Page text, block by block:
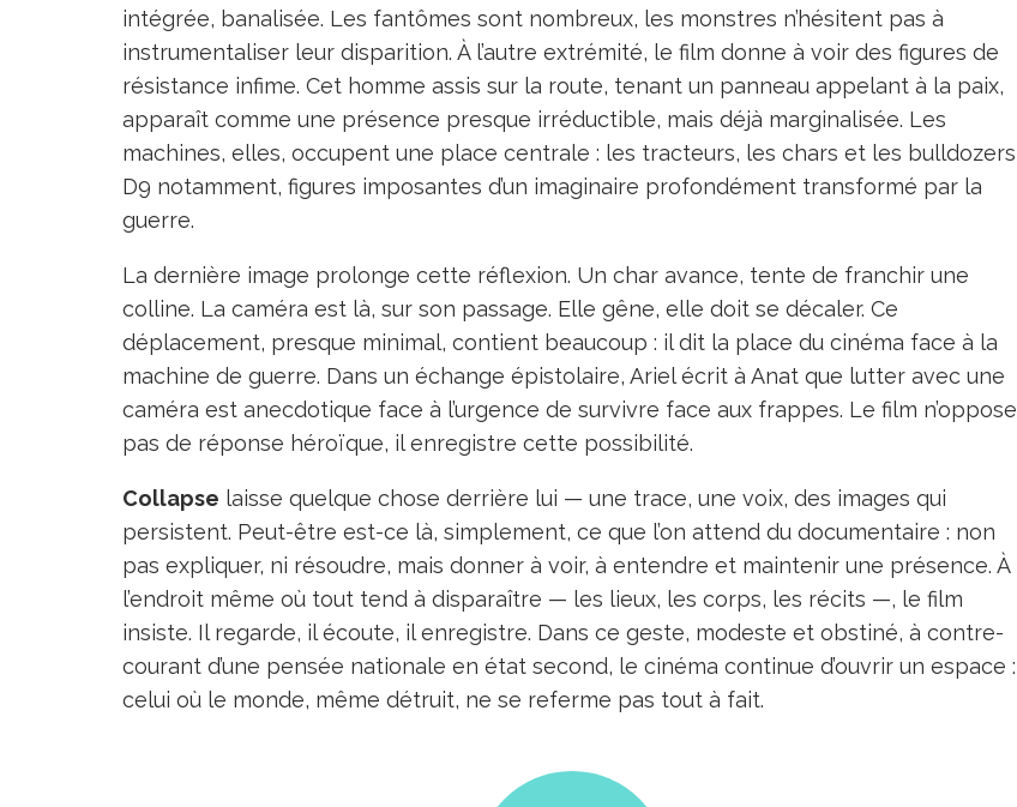
intégrée, banalisée. Les fantômes sont nombreux, les monstres n’hésitent pas à
instrumentaliser leur disparition. À l’autre extrémité, le film donne à voir des figures de
résistance infime. Cet homme assis sur la route, tenant un panneau appelant à la paix,
apparaît comme une présence presque irréductible, mais déjà marginalisée. Les
machines, elles, occupent une place centrale : les tracteurs, les chars et les bulldozers
D9 notamment, figures imposantes d’un imaginaire profondément transformé par la
guerre.
La dernière image prolonge cette réflexion. Un char avance, tente de franchir une
colline. La caméra est là, sur son passage. Elle gêne, elle doit se décaler. Ce
déplacement, presque minimal, contient beaucoup : il dit la place du cinéma face à la
machine de guerre. Dans un échange épistolaire, Ariel écrit à Anat que lutter avec une
caméra est anecdotique face à l’urgence de survivre face aux frappes. Le film n’oppose
pas de réponse héroïque, il enregistre cette possibilité.
Collapse laisse quelque chose derrière lui — une trace, une voix, des images qui
persistent. Peut-être est-ce là, simplement, ce que l’on attend du documentaire : non
pas expliquer, ni résoudre, mais donner à voir, à entendre et maintenir une présence. À
l’endroit même où tout tend à disparaître — les lieux, les corps, les récits —, le film
insiste. Il regarde, il écoute, il enregistre. Dans ce geste, modeste et obstiné, à contre-
courant d’une pensée nationale en état second, le cinéma continue d’ouvrir un espace :
celui où le monde, même détruit, ne se referme pas tout à fait.